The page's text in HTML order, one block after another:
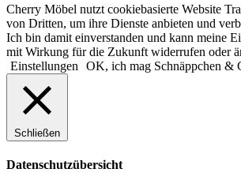
Cherry Möbel nutzt cookiebasierte Website
von Dritten, um ihre Dienste anbieten und
Ich bin damit einverstanden und kann meine
mit Wirkung für die Zukunft widerrufen oder
Einstellungen
OK, ich mag Schnäppchen &
Schließen
Datenschutzübersicht